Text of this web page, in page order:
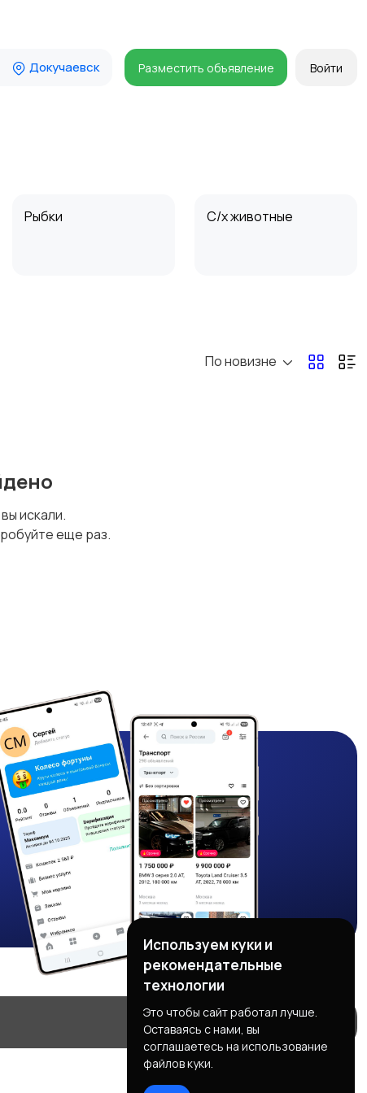
Докучаевск Разместить объявление Войти
Рыбки С/х животные
По новизне
искали.
еще раз.
Используем куки и
рекомендательные
технологии
Это чтобы сайт работал лучше.
Оставаясь с нами, вы
соглашаетесь на использование
файлов куки.